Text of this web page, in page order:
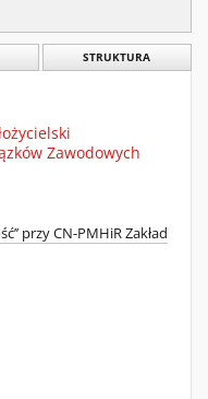
STRUKTURA
Zawodowych
przy CN-PMHiR Zakład